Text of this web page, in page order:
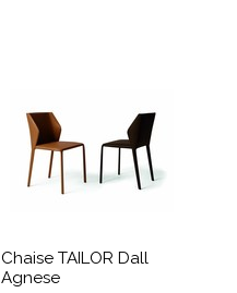
Chaise TAILOR Dall
Agnese